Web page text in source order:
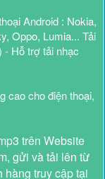
Android : Nokia,
Oppo, Lumia... Tải
- Hỗ trợ tải nhạc
cao cho điện thoại,
trên Website
gửi và tải lên từ
truy cập tại